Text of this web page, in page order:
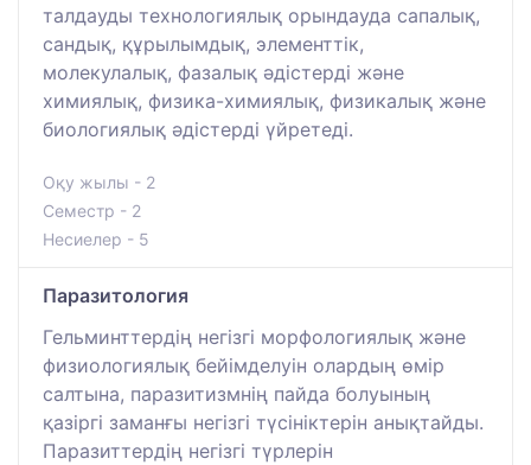
талдауды технологиялық орындауда сапалық,
сандық, құрылымдық, элементтік,
молекулалық, фазалық әдістерді және
химиялық, физика-химиялық, физикалық және
биологиялық әдістерді үйретеді.
Оқу жылы - 2
Семестр - 2
Несиелер - 5
Паразитология
Гельминттердің негізгі морфологиялық және
физиологиялық бейімделуін олардың өмір
салтына, паразитизмнің пайда болуының
қазіргі заманғы негізгі түсініктерін анықтайды.
Паразиттердің негізгі түрлерін